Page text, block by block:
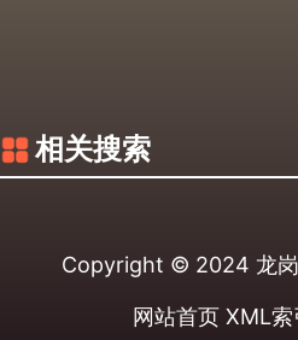
相关搜索
Copyright © 2024 龙
网站首页 XML索